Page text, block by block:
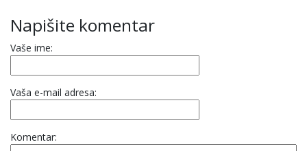
Napišite komentar
Vaše ime:
Vaša e-mail adresa:
Komentar: